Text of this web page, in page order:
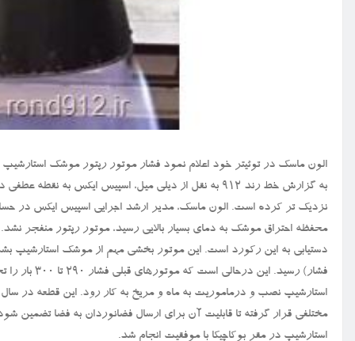
الون ماسک در توئیتر خود اعلام نمود فشار موتور رپتور موشک استارشیپ رکورد زد و
به گزارش خط رند ۹۱۲ به نقل از دیلی میل، اسپیس
نزدیک تر کرده است. الون ماسک، مدیر ارشد اجرایی اسپیس ایکس در
محفظه احتراق موشک به دمای بسیار بالایی رسید، موتور رپتور منفجر
فشار)
استارشیپ در مقر بوکاچیکا با موفقیت انجام شد.